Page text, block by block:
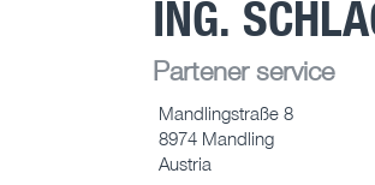
ING.
Partener service
Mandlingstraße 8
8974 Mandling
Austria